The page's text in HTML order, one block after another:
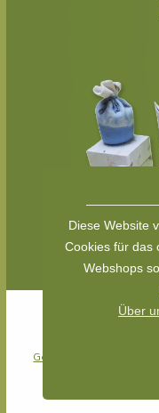
Geschäftsbedingungen
Diese Website
Cookies für das
Webshops
Über